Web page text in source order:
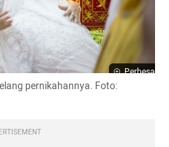
Perbesar
pernikahannya. Foto: